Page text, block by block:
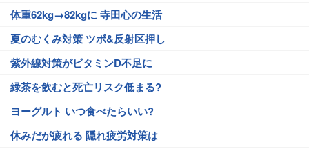
体重62kg→82kgに 寺田心の生活
夏のむくみ対策 ツボ&反射区押し
紫外線対策がビタミンD不足に
緑茶を飲むと死亡リスク低まる?
ヨーグルト いつ食べたらいい?
休みだが疲れる 隠れ疲労対策は